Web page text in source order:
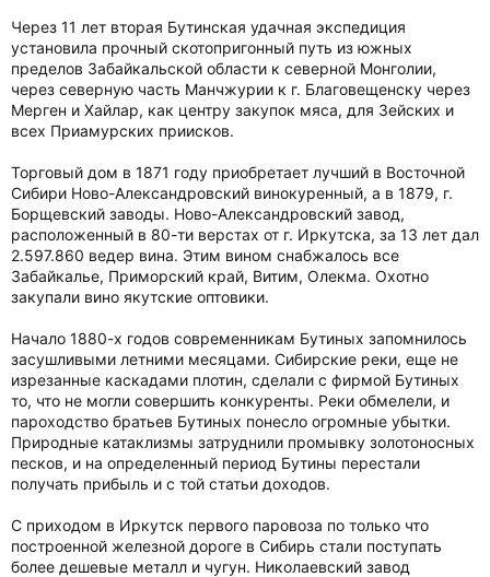
Через 11 лет вторая Бутинская удачная экспедиция
установила прочный скотопригонный путь из южных
пределов Забайкальской области к северной Монголии,
через северную часть Манчжурии к г. Благовещенску через
Мерген и Хайлар, как центру закупок мяса, для Зейских и
всех Приамурских приисков.
Торговый дом в 1871 году приобретает лучший в Восточной
Сибири Ново-Александровский винокуренный, а в 1879, г.
Борщевский заводы. Ново-Александровский завод,
расположенный в 80-ти верстах от г. Иркутска, за 13 лет дал
2.597.860 ведер вина. Этим вином снабжалось все
Забайкалье, Приморский край, Витим, Олекма. Охотно
закупали вино якутские оптовики.
Начало 1880-х годов современникам Бутиных запомнилось
засушливыми летними месяцами. Сибирские реки, еще не
изрезанные каскадами плотин, сделали с фирмой Бутиных
то, что не могли совершить конкуренты. Реки обмелели, и
пароходство братьев Бутиных понесло огромные убытки.
Природные катаклизмы затруднили промывку золотоносных
песков, и на определенный период Бутины перестали
получать прибыль и с той статьи доходов.
С приходом в Иркутск первого паровоза по только что
построенной железной дороге в Сибирь стали поступать
более дешевые металл и чугун. Николаевский завод